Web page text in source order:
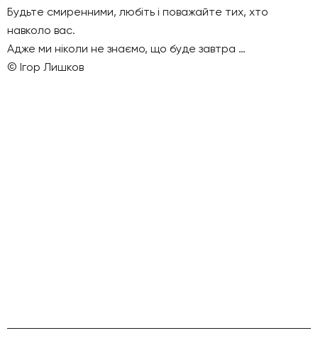
Будьте смиренними, любіть і поважайте тих, хто
навколо вас.
Адже ми ніколи не знаємо, що буде завтра …
© Ігор Лишков